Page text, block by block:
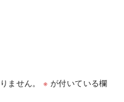
ません。 ※ が付いている欄